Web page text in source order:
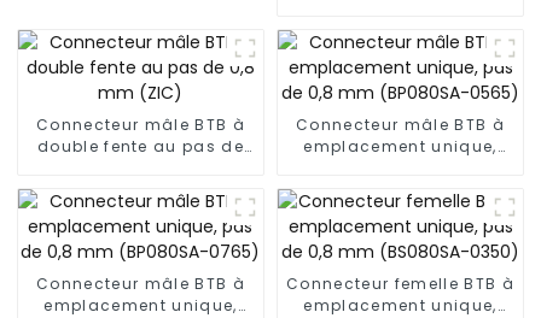
mâle (BP050SA - 0330)
Connecteur mâle BTB à
double fente au pas de
Connecteur mâle BTB à
emplacement unique,
(BP080SA-0565)
Connecteur mâle BTB à
emplacement unique,
Connecteur femelle BTB à
emplacement unique,